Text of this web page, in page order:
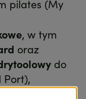
pilates (My
, w tym
oraz
do
Port),